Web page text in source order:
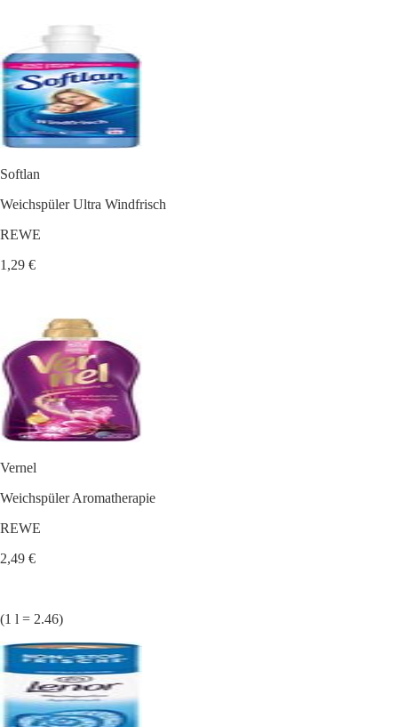
Softlan
Weichspüler Ultra Windfrisch
REWE
1,29 €
Vernel
Weichspüler Aromatherapie
REWE
2,49 €
(1 l = 2.46)